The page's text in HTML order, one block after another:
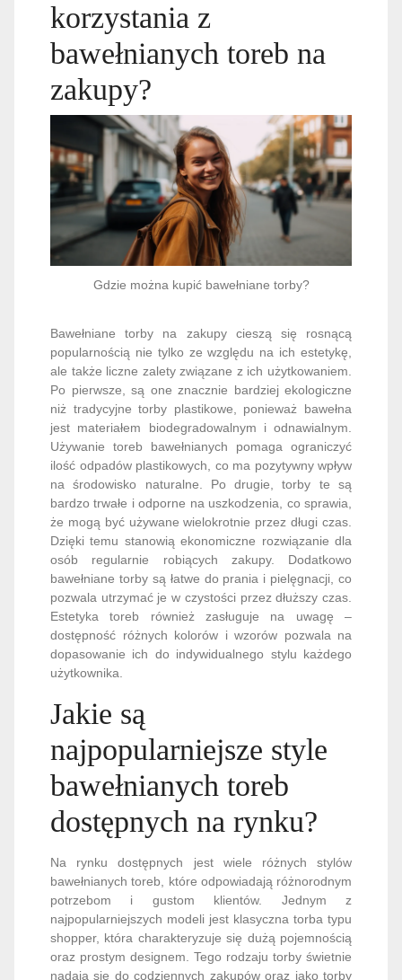
korzystania z
bawełnianych toreb na
zakupy?
Gdzie można kupić bawełniane torby?
Bawełniane torby na zakupy cieszą się rosnącą
popularnością nie tylko ze względu na ich estetykę,
ale także liczne zalety związane z ich użytkowaniem.
Po pierwsze, są one znacznie bardziej ekologiczne
niż tradycyjne torby plastikowe, ponieważ bawełna
jest materiałem biodegradowalnym i odnawialnym.
Używanie toreb bawełnianych pomaga ograniczyć
ilość odpadów plastikowych, co ma pozytywny wpływ
na środowisko naturalne. Po drugie, torby te są
bardzo trwałe i odporne na uszkodzenia, co sprawia,
że mogą być używane wielokrotnie przez długi czas.
Dzięki temu stanowią ekonomiczne rozwiązanie dla
osób regularnie robiących zakupy. Dodatkowo
bawełniane torby są łatwe do prania i pielęgnacji, co
pozwala utrzymać je w czystości przez dłuższy czas.
Estetyka toreb również zasługuje na uwagę –
dostępność różnych kolorów i wzorów pozwala na
dopasowanie ich do indywidualnego stylu każdego
użytkownika.
Jakie są
najpopularniejsze style
bawełnianych toreb
dostępnych na rynku?
Na rynku dostępnych jest wiele różnych stylów
bawełnianych toreb, które odpowiadają różnorodnym
potrzebom i gustom klientów. Jednym z
najpopularniejszych modeli jest klasyczna torba typu
shopper, która charakteryzuje się dużą pojemnością
oraz prostym designem. Tego rodzaju torby świetnie
nadają się do codziennych zakupów oraz jako torby